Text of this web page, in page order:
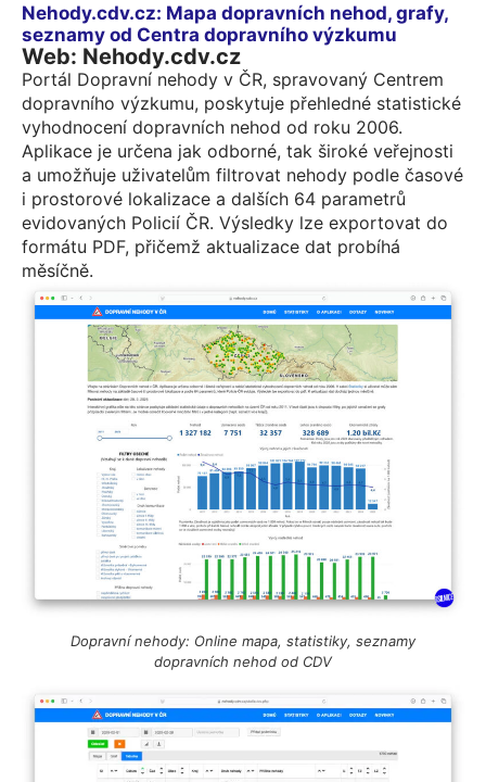
Nehody.cdv.cz: Mapa dopravních nehod, grafy,
seznamy od Centra dopravního výzkumu
Web: Nehody.cdv.cz
Portál Dopravní nehody v ČR, spravovaný Centrem
dopravního výzkumu, poskytuje přehledné statistické
vyhodnocení dopravních nehod od roku 2006.
Aplikace je určena jak odborné, tak široké veřejnosti
a umožňuje uživatelům filtrovat nehody podle časové
i prostorové lokalizace a dalších 64 parametrů
evidovaných Policií ČR. Výsledky lze exportovat do
formátu PDF, přičemž aktualizace dat probíhá
měsíčně.
Dopravní nehody: Online mapa, statistiky, seznamy
dopravních nehod od CDV